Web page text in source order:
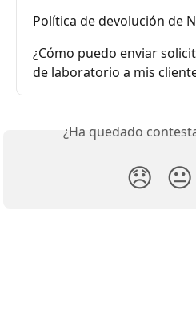
Política de devolución de
¿Cómo puedo enviar
de laboratorio a mis
¿Ha quedado
😞 😐